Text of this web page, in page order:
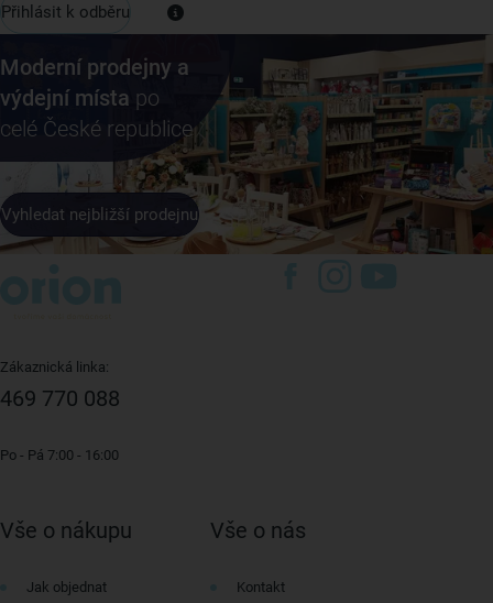
Přihlásit k odběru
Moderní prodejny a
výdejní místa po
celé České republice
Vyhledat nejbližší prodejnu
Zákaznická linka:
469 770 088
Po - Pá 7:00 - 16:00
Vše o nákupu
Jak objednat
Vše o nás
Kontakt